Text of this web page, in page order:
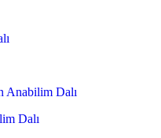
Anabilim Dalı
Dalı